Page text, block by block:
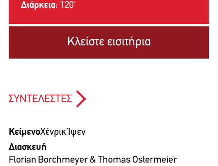
Διάρκεια: 120'
Κλείστε εισιτήρια
ΣΥΝΤΕΛΕΣΤΕΣ
ΚείμενοΧένρικ Ίψεν
Διασκευή
Florian Borchmeyer & Thomas Ostermeier